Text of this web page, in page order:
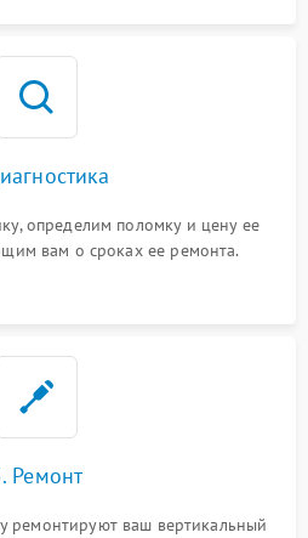
определим поломку и цену ее
вам о сроках ее ремонта.
Ремонт
ремонтируют ваш вертикальный